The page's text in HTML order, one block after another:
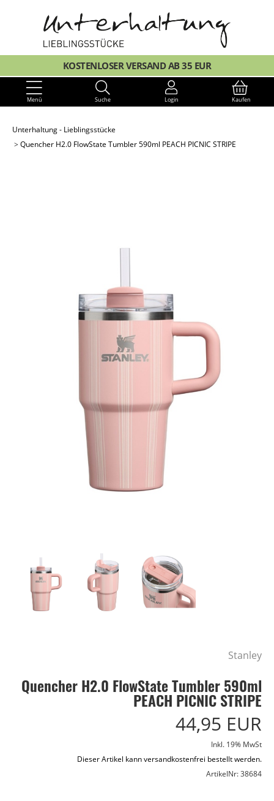
KOSTENLOSER VERSAND AB 35 EUR
Menü Suche Login Kaufen
Unterhaltung - Lieblingsstücke
Quencher H2.0 FlowState Tumbler 590ml PEACH PICNIC STRIPE
Stanley
Quencher H2.0 FlowState Tumbler 590ml
PEACH PICNIC STRIPE
44,95 EUR
Inkl. 19% MwSt
Dieser Artikel kann versandkostenfrei bestellt werden.
ArtikelNr: 38684